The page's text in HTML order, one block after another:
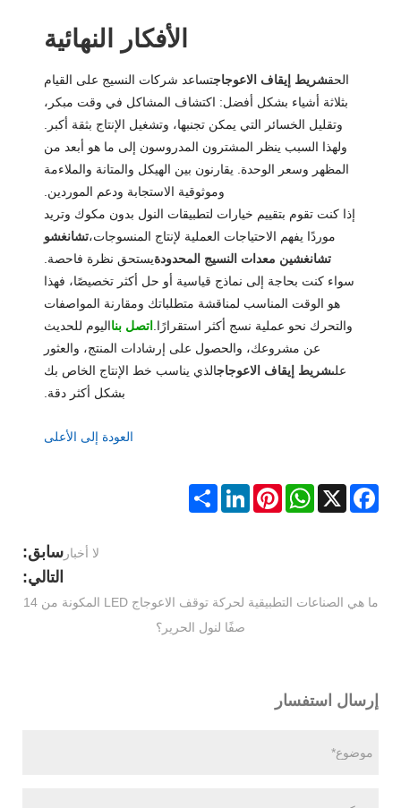
الأفكار النهائية
الحقشريط إيقاف الاعوجاجتساعد شركات النسيج على القيام
بثلاثة أشياء بشكل أفضل: اكتشاف المشاكل في وقت مبكر،
وتقليل الخسائر التي يمكن تجنبها، وتشغيل الإنتاج بثقة أكبر.
ولهذا السبب ينظر المشترون المدروسون إلى ما هو أبعد من
المظهر وسعر الوحدة. يقارنون بين الهيكل والمتانة والملاءمة
وموثوقية الاستجابة ودعم الموردين.
إذا كنت تقوم بتقييم خيارات لتطبيقات النول بدون مكوك وتريد
موردًا يفهم الاحتياجات العملية لإنتاج المنسوجات،تشانغشو
تشانغشين معدات النسيج المحدودةيستحق نظرة فاحصة.
سواء كنت بحاجة إلى نماذج قياسية أو حل أكثر تخصيصًا، فهذا
هو الوقت المناسب لمناقشة متطلباتك ومقارنة المواصفات
والتحرك نحو عملية نسج أكثر استقرارًا. اتصل بنااليوم للحديث
عن مشروعك، والحصول على إرشادات المنتج، والعثور
علىشريط إيقاف الاعوجاجالذي يناسب خط الإنتاج الخاص بك
بشكل أكثر دقة.
العودة إلى الأعلى
Facebook
X
WhatsApp
Pinterest
LinkedIn
Share
سابق: لا أخبار
التالي:
ما هي الصناعات التطبيقية لحركة توقف الاعوجاج LED المكونة من 14
صفًا لنول الحرير؟
إرسال استفسار